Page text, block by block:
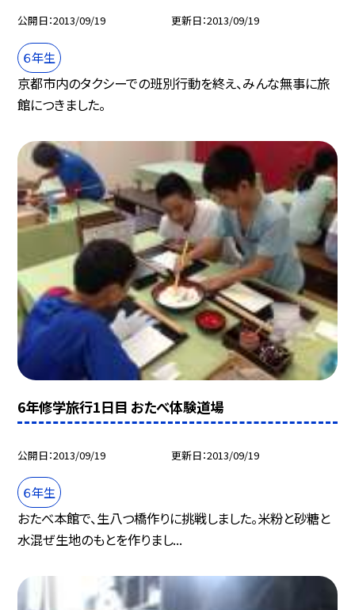
公開日 2013/09/19 更新日 2013/09/19
６年生
京都市内のタクシーでの班別行動を終え、みんな無事に旅
館につきました。
6年修学旅行1日目 おたべ体験道場
公開日 2013/09/19 更新日 2013/09/19
６年生
おたべ本館で、生八つ橋作りに挑戦しました。米粉と砂糖と
水混ぜ生地のもとを作りまし...